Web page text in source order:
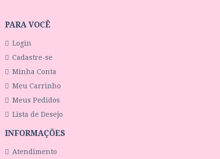
PARA VOCÊ
Login
Cadastre-se
Minha Conta
Meu Carrinho
Meus Pedidos
Lista de Desejo
INFORMAÇÕES
Atendimento